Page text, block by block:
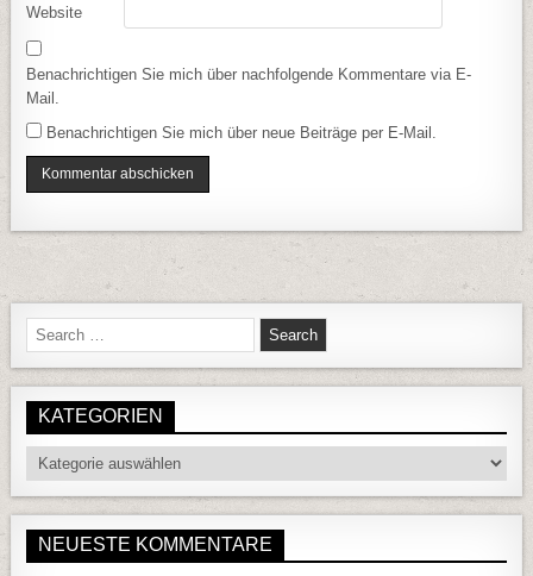
Website
Benachrichtigen Sie mich über nachfolgende Kommentare via E-
Mail.
Benachrichtigen Sie mich über neue Beiträge per E-Mail.
Search for:
KATEGORIEN
Kategorien
NEUESTE KOMMENTARE